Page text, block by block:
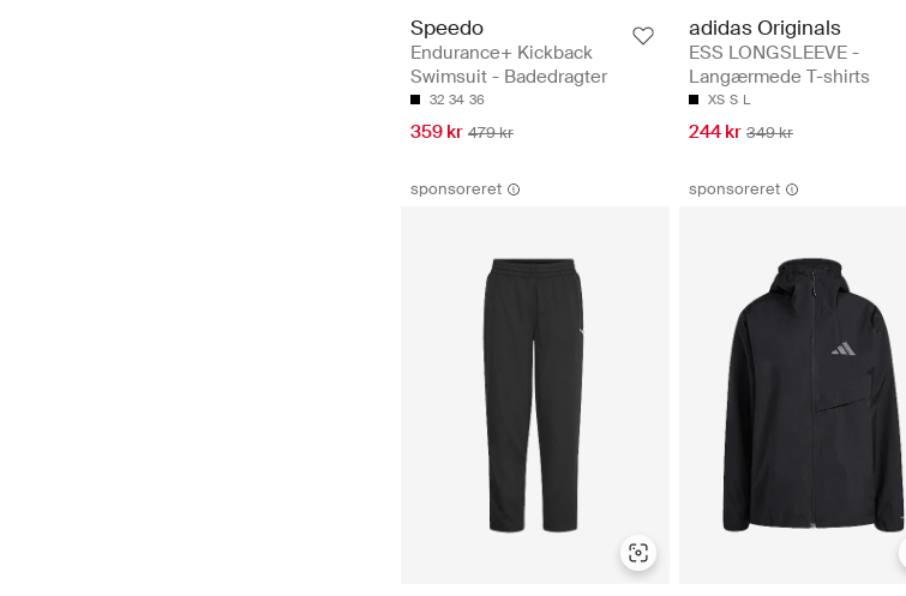
Speedo
Endurance+ Kickback
Swimsuit - Badedragter
32 34 36
359 kr 479 kr
adidas Originals
ESS LONGSLEEVE -
Langærmede T-shirts
XS S L
244 kr 349 kr
sponsoreret sponsoreret